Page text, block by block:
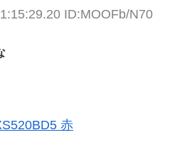
ID:MOOFb/N70
赤